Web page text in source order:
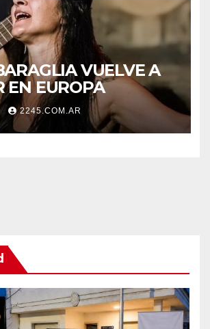
VUELVE A
EN EUROPA
2245.COM.AR